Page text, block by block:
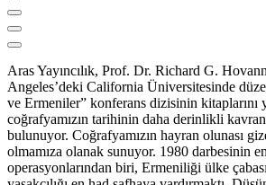
Aras Yayıncılık, Prof. Dr. Richard G.
Angeles’deki California Üniversitesinde
ve Ermeniler” konferans dizisinin kitaplarını
coğrafyamızın tarihinin daha derinlikli
bulunuyor. Coğrafyamızın hayran olunası
olmamıza olanak sunuyor. 1980 darbesinin
operasyonlarından biri, Ermeniliği ülke